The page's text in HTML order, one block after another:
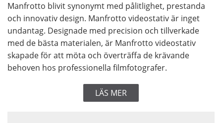
Manfrotto blivit synonymt med pålitlighet, prestanda
och innovativ design. Manfrotto videostativ är inget
undantag. Designade med precision och tillverkade
med de bästa materialen, är Manfrotto videostativ
skapade för att möta och överträffa de krävande
behoven hos professionella filmfotografer.
LÄS MER